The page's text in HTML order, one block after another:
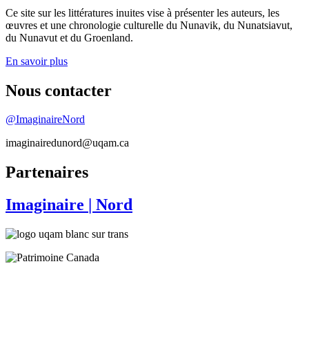
Ce site sur les littératures inuites vise à présenter les auteurs, les
œuvres et une chronologie culturelle du Nunavik, du Nunatsiavut,
du Nunavut et du Groenland.
En savoir plus
Nous contacter
@ImaginaireNord
imaginairedunord@uqam.ca
Partenaires
Imaginaire
| Nord